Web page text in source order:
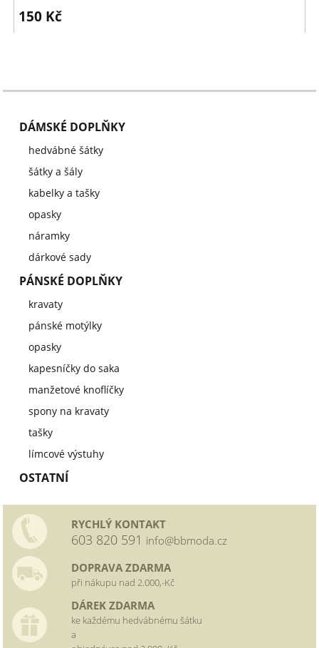
150 Kč
DÁMSKÉ DOPLŇKY
hedvábné šátky
šátky a šály
kabelky a tašky
opasky
náramky
dárkové sady
PÁNSKÉ DOPLŇKY
kravaty
pánské motýlky
opasky
kapesníčky do saka
manžetové knoflíčky
spony na kravaty
tašky
límcové výstuhy
OSTATNÍ
RYCHLÝ KONTAKT
603 820 591 info@bbmoda.cz
DOPRAVA ZDARMA
při nákupu nad 2.000,-Kč
DÁREK ZDARMA
ke každému hedvábnému šátku
a